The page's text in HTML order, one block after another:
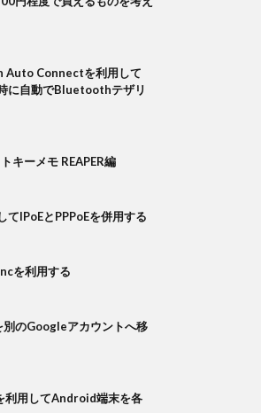
Connectを利用して
に自動でBluetoothテザリ
キーメモ REAPER編
てIPoEとPPPoEを併用する
を利用する
のGoogleアカウントへ移
用してAndroid端末を各